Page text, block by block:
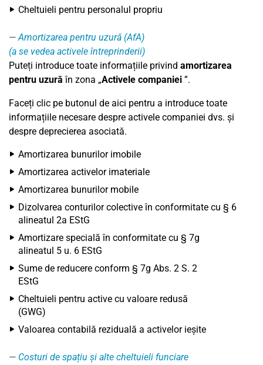
Cheltuieli pentru personalul propriu
Amortizarea pentru uzură (AfA)
(a se vedea activele întreprinderii)
Puteți introduce toate informațiile privind amortizarea
pentru uzură în zona „Activele companiei ”.
Faceți clic pe butonul de aici pentru a introduce toate
informațiile necesare despre activele companiei dvs. și
despre deprecierea asociată.
Amortizarea bunurilor imobile
Amortizarea activelor imateriale
Amortizarea bunurilor mobile
Dizolvarea conturilor colective în conformitate cu § 6
alineatul 2a EStG
Amortizare specială în conformitate cu § 7g
alineatul 5 u. 6 EStG
Sume de reducere conform § 7g Abs. 2 S. 2
EStG
Cheltuieli pentru active cu valoare redusă
(GWG)
Valoarea contabilă reziduală a activelor ieșite
Costuri de spațiu și alte cheltuieli funciare